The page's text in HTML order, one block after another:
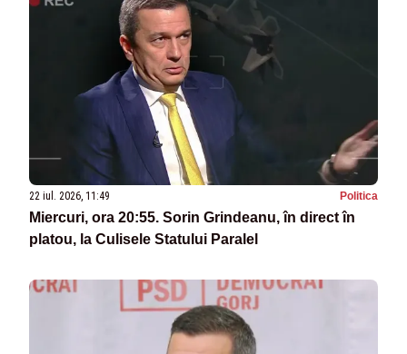
22 iul. 2026, 11:49 Politica
Miercuri, ora 20:55. Sorin Grindeanu, în direct în
platou, la Culisele Statului Paralel